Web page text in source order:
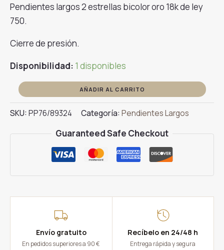
Pendientes largos 2 estrellas bicolor oro 18k de ley
750.
Cierre de presión.
Disponibilidad: 1 disponibles
Pendientes
Largos
2
AÑADIR AL CARRITO
SKU:PP76/89324 Categoría:Pendientes Largos
Guaranteed Safe Checkout
Envío gratuito
En pedidos superiores a 90 €
Recíbelo en 24/48 h
Entrega rápida y segura